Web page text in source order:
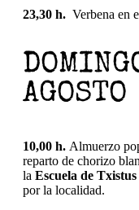
23,30 h. Verbena en
AGOSTO
10,00 h. Almuerzo
reparto de chorizo
la Escuela de
por la localidad.